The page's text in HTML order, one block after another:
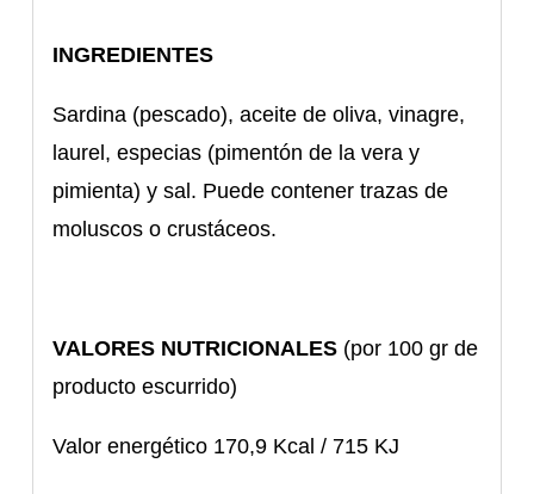
INGREDIENTES
Sardina (pescado), aceite de oliva, vinagre,
laurel, especias (pimentón de la vera y
pimienta) y sal. Puede contener trazas de
moluscos o crustáceos.
VALORES NUTRICIONALES (por 100 gr de
producto escurrido)
Valor energético 170,9 Kcal / 715 KJ